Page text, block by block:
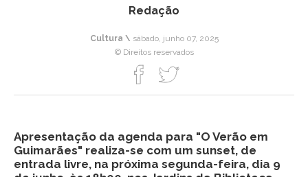
Redação
Cultura \ sábado, junho 07, 2025
© Direitos reservados
Apresentação da agenda para "O Verão em
Guimarães" realiza-se com um sunset, de
entrada livre, na próxima segunda-feira, dia 9